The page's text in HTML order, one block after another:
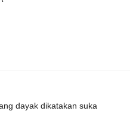
dayak dikatakan suka